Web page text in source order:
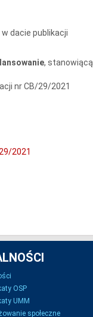
dacie publikacji
, stanowiącą
nr CB/29/2021
2021
OSP
UMM
społeczne